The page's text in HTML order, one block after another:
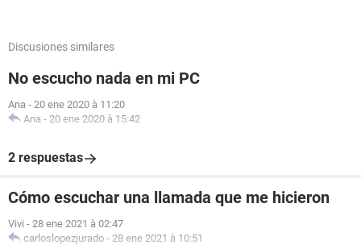
Discusiones similares
No escucho nada en mi PC
Ana - 20 ene 2020 à 11:20
Ana - 20 ene 2020 à 15:42
2 respuestas
Cómo escuchar una llamada que me hicieron
Vivi - 28 ene 2021 à 02:47
carloslopezjurado - 28 ene 2021 à 10:51